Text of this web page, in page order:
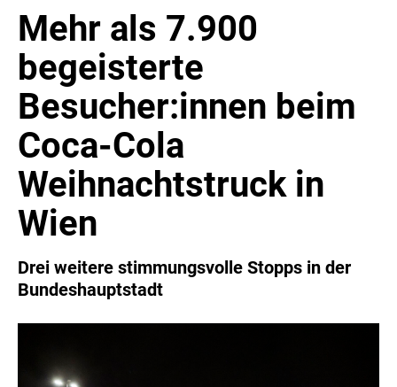
COCA-COLA
Coca-Cola CUP
COCA-COLA HBC ÖSTERREICH
RÖMERQUELLE
ÖSTERREICHISCHE SPORTHILFE
KESCH
BARFLY'S CLUB
SPORTS MEDIA AUSTRIA
CULINARIUS
RECYCLEMICH-INITIATIVE
VIER HOCH VIER
WILHELM-EXNER-MEDAILLEN STIFTUNG
Mehr als 7.900
begeisterte
Besucher:innen beim
Coca-Cola
Weihnachtstruck in
Wien
Drei weitere stimmungsvolle Stopps in der
Bundeshauptstadt